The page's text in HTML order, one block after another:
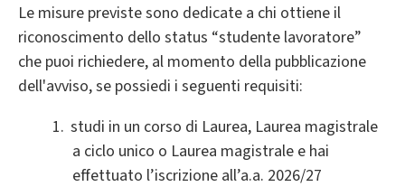
Le misure previste sono dedicate a chi ottiene il
riconoscimento dello status “studente lavoratore”
che puoi richiedere, al momento della pubblicazione
dell'avviso, se possiedi i seguenti requisiti:
studi in un corso di Laurea, Laurea magistrale
a ciclo unico o Laurea magistrale e hai
effettuato l’iscrizione all’a.a. 2026/27